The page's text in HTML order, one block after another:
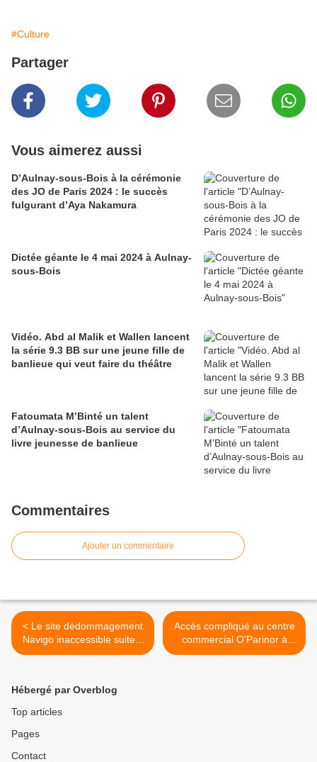
#Culture
Partager
Vous aimerez aussi
D’Aulnay-sous-Bois à la cérémonie
des JO de Paris 2024 : le succès
fulgurant d’Aya Nakamura
Dictée géante le 4 mai 2024 à Aulnay-
sous-Bois
Vidéo. Abd al Malik et Wallen lancent
la série 9.3 BB sur une jeune fille de
banlieue qui veut faire du théâtre
Fatoumata M’Binté un talent
d’Aulnay-sous-Bois au service du
livre jeunesse de banlieue
Commentaires
Ajouter un commentaire
< Le site dédommagement
Navigo inaccessible suite à
une forte affluence
Accès compliqué au centre
commercial O’Parinor à
Aulnay-sous-Bois pour
Hébergé par Overblog
Top articles
Pages
Contact